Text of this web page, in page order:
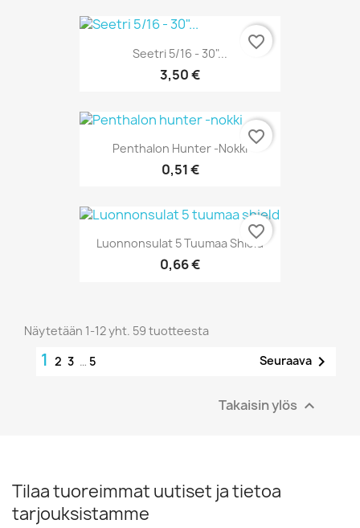
Seetri 5/16 - 30"...
3,50 €
favorite_border
Penthalon Hunter -nokki
0,51 €
favorite_border
Luonnonsulat 5 Tuumaa Shield
0,66 €
favorite_border
Näytetään 1-12 yht. 59 tuotteesta
1 2 3 … 5 Seuraava 
Takaisin ylös 
Tilaa tuoreimmat uutiset ja tietoa
tarjouksistamme